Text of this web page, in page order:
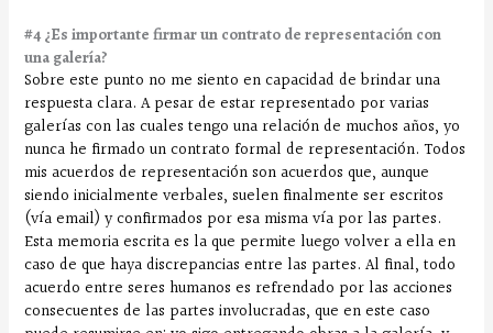
#4 ¿Es importante firmar un contrato de representación con
una galería?
Sobre este punto no me siento en capacidad de brindar una
respuesta clara. A pesar de estar representado por varias
galerías con las cuales tengo una relación de muchos años, yo
nunca he firmado un contrato formal de representación. Todos
mis acuerdos de representación son acuerdos que, aunque
siendo inicialmente verbales, suelen finalmente ser escritos
(vía email) y confirmados por esa misma vía por las partes.
Esta memoria escrita es la que permite luego volver a ella en
caso de que haya discrepancias entre las partes. Al final, todo
acuerdo entre seres humanos es refrendado por las acciones
consecuentes de las partes involucradas, que en este caso